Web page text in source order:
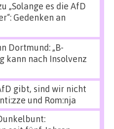
„Solange es die AfD
Gedenken an
Dortmund: „B-
kann nach Insolvenz
gibt, sind wir nicht
und Rom:nja